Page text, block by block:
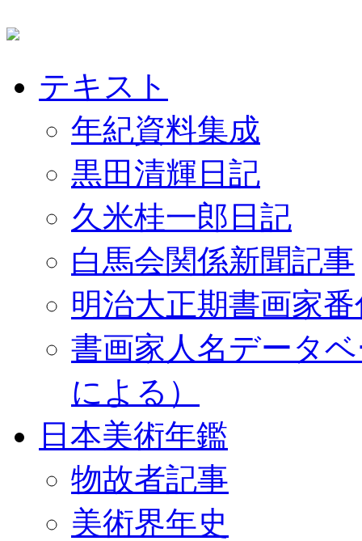
テキスト
年紀資料集成
黒田清輝日記
久米桂一郎日記
白馬会関係新聞記事
明治大正期書画家
書画家人名データ
による）
日本美術年鑑
物故者記事
美術界年史